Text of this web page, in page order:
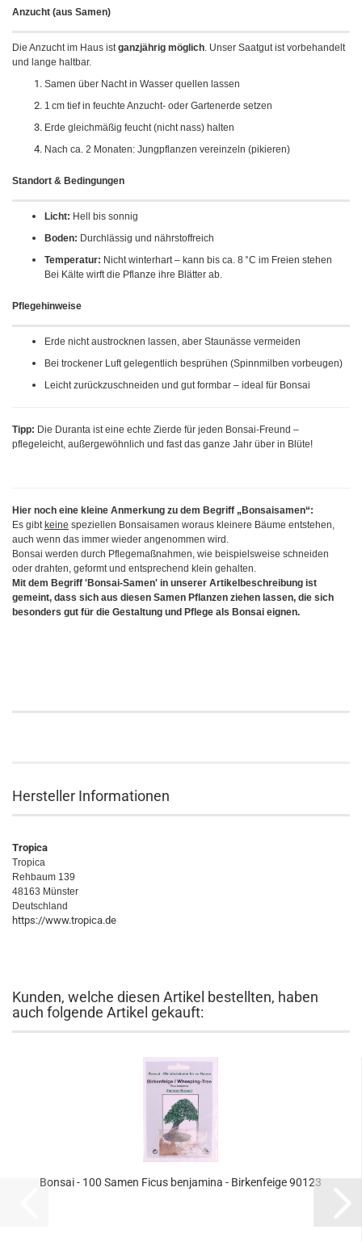
Anzucht (aus Samen)
Die Anzucht im Haus istganzjährig möglich. Unser Saatgut ist vorbehandelt
und lange haltbar.
Samen über Nacht in Wasser quellen lassen
1 cm tief in feuchte Anzucht- oder Gartenerde setzen
Erde gleichmäßig feucht (nicht nass) halten
Nach ca. 2 Monaten: Jungpflanzen vereinzeln (pikieren)
Standort & Bedingungen
Licht: Hell bis sonnig
Boden: Durchlässig und nährstoffreich
Temperatur: Nicht winterhart – kann bis ca. 8 °C im Freien stehen
Bei Kälte wirft die Pflanze ihre Blätter ab.
Pflegehinweise
Erde nicht austrocknen lassen, aber Staunässe vermeiden
Bei trockener Luft gelegentlich besprühen (Spinnmilben vorbeugen)
Leicht zurückzuschneiden und gut formbar – ideal für Bonsai
Tipp: Die Duranta ist eine echte Zierde für jeden Bonsai-Freund –
pflegeleicht, außergewöhnlich und fast das ganze Jahr über in Blüte!
Hier noch eine kleine Anmerkung zu dem Begriff „Bonsaisamen“:
Es gibt keine speziellen Bonsaisamen woraus kleinere Bäume entstehen,
auch wenn das immer wieder angenommen wird.
Bonsai werden durch Pflegemaßnahmen, wie beispielsweise schneiden
oder drahten, geformt und entsprechend klein gehalten.
Mit dem Begriff 'Bonsai-Samen' in unserer Artikelbeschreibung ist
gemeint, dass sich aus diesen Samen Pflanzen ziehen lassen, die sich
besonders gut für die Gestaltung und Pflege als Bonsai eignen.
Hersteller Informationen
Tropica
Tropica
Rehbaum 139
48163 Münster
Deutschland
https://www.tropica.de
Kunden, welche diesen Artikel bestellten, haben
auch folgende Artikel gekauft:
Bonsai - 100 Samen Ficus benjamina - Birkenfeige 90123